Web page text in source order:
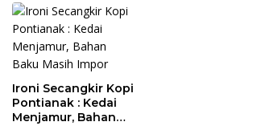
Ironi Secangkir Kopi
Pontianak : Kedai
Menjamur, Bahan